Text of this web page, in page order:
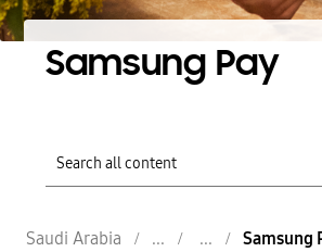
Samsung Pay
Saudi Arabia Samsung